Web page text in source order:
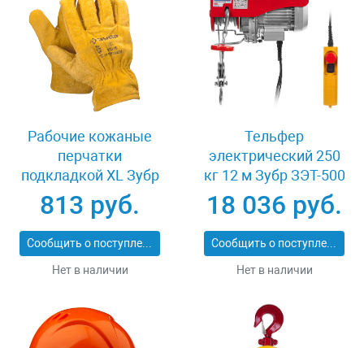
Рабочие кожаные
перчатки
подкладкой XL Зубр
МАСТЕР 1135-XL
813 руб.
Сообщить о поступлении
Нет в наличии
Тельфер
электрический 250
кг 12 м Зубр ЗЭТ-500
18 036 руб.
Сообщить о поступлении
Нет в наличии